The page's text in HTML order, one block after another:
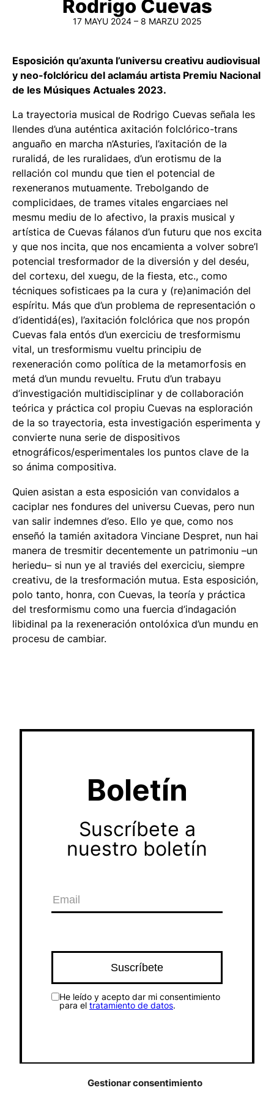
Gestionar consentimiento
Rodrigo Cuevas
17 MAYU 2024 – 8 MARZU 2025
Esposición qu’axunta l’universu creativu audiovisual
y neo-folclóricu del aclamáu artista Premiu Nacional
de les Músiques Actuales 2023.
La trayectoria musical de Rodrigo Cuevas señala les
llendes d’una auténtica axitación folclórico-trans
anguaño en marcha n’Asturies, l’axitación de la
ruralidá, de les ruralidaes, d’un erotismu de la
rellación col mundu que tien el potencial de
rexeneranos mutuamente. Trebolgando de
complicidaes, de trames vitales engarciaes nel
mesmu mediu de lo afectivo, la praxis musical y
artística de Cuevas fálanos d’un futuru que nos excita
y que nos incita, que nos encamienta a volver sobre’l
potencial tresformador de la diversión y del deséu,
del cortexu, del xuegu, de la fiesta, etc., como
técniques sofisticaes pa la cura y (re)animación del
espíritu. Más que d’un problema de representación o
d’identidá(es), l’axitación folclórica que nos propón
Cuevas fala entós d’un exerciciu de tresformismu
vital, un tresformismu vueltu principiu de
rexeneración como política de la metamorfosis en
metá d’un mundu revueltu. Frutu d’un trabayu
d’investigación multidisciplinar y de collaboración
teórica y práctica col propiu Cuevas na esploración
de la so trayectoria, esta investigación esperimenta y
convierte nuna serie de dispositivos
etnográficos/esperimentales los puntos clave de la
so ánima compositiva.
Quien asistan a esta esposición van convidalos a
caciplar nes fondures del universu Cuevas, pero nun
van salir indemnes d’eso. Ello ye que, como nos
enseñó la tamién axitadora Vinciane Despret, nun hai
manera de tresmitir decentemente un patrimoniu –un
heriedu– si nun ye al traviés del exerciciu, siempre
creativu, de la tresformación mutua. Esta esposición,
polo tanto, honra, con Cuevas, la teoría y práctica
del tresformismu como una fuercia d’indagación
libidinal pa la rexeneración ontolóxica d’un mundu en
procesu de cambiar.
Boletín
Suscríbete a
nuestro boletín
He leído y acepto dar mi consentimiento
para el tratamiento de datos.